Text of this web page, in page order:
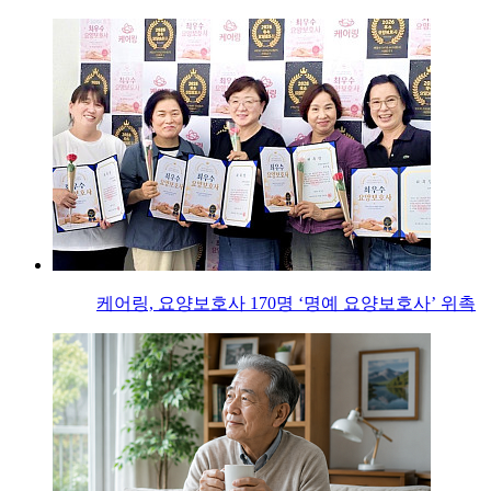
케어링, 요양보호사 170명 ‘명예 요양보호사’ 위촉